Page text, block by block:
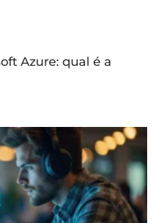
Azure: qual é a